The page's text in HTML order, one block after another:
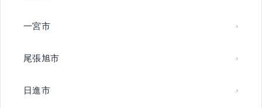
一宮市
尾張旭市
日進市